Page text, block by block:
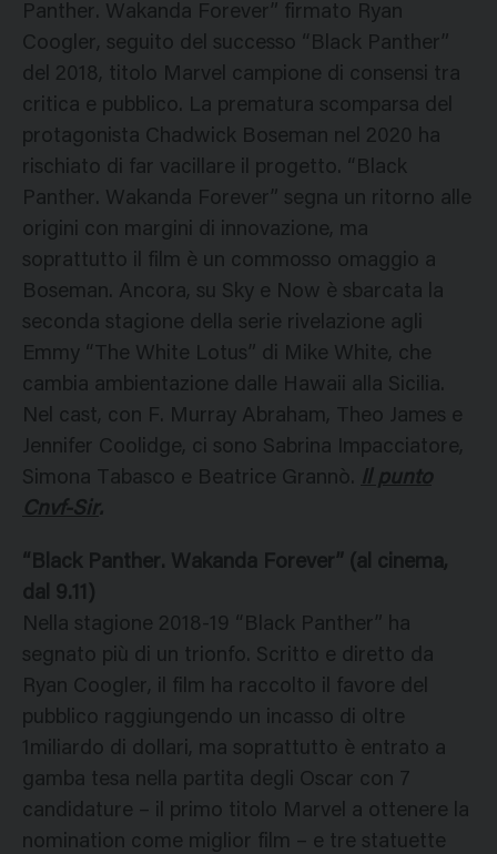
Panther. Wakanda Forever” firmato Ryan
Coogler, seguito del successo “Black Panther”
del 2018, titolo Marvel campione di consensi tra
critica e pubblico. La prematura scomparsa del
protagonista Chadwick Boseman nel 2020 ha
rischiato di far vacillare il progetto. “Black
Panther. Wakanda Forever” segna un ritorno alle
origini con margini di innovazione, ma
soprattutto il film è un commosso omaggio a
Boseman. Ancora, su Sky e Now è sbarcata la
seconda stagione della serie rivelazione agli
Emmy “The White Lotus” di Mike White, che
cambia ambientazione dalle Hawaii alla Sicilia.
Nel cast, con F. Murray Abraham, Theo James e
Jennifer Coolidge, ci sono Sabrina Impacciatore,
Simona Tabasco e Beatrice Grannò. Il punto
Cnvf-Sir.
“Black Panther. Wakanda Forever” (al cinema,
dal 9.11)
Nella stagione 2018-19 “Black Panther” ha
segnato più di un trionfo. Scritto e diretto da
Ryan Coogler, il film ha raccolto il favore del
pubblico raggiungendo un incasso di oltre
1miliardo di dollari, ma soprattutto è entrato a
gamba tesa nella partita degli Oscar con 7
candidature – il primo titolo Marvel a ottenere la
nomination come miglior film – e tre statuette